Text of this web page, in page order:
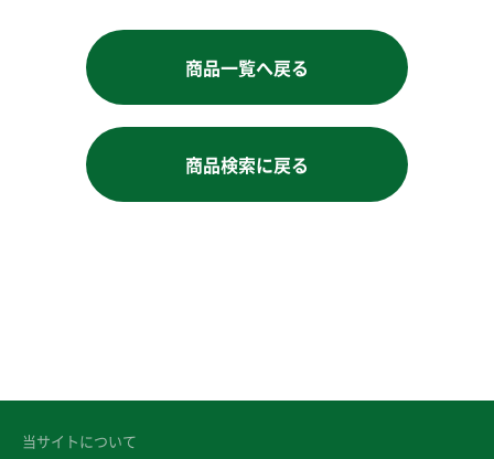
商品一覧へ戻る
商品検索に戻る
当サイトについて